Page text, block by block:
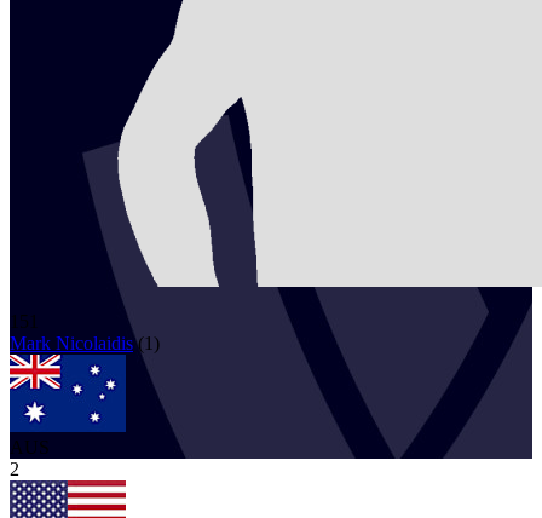
151
Mark Nicolaidis (1 )
AUS
2